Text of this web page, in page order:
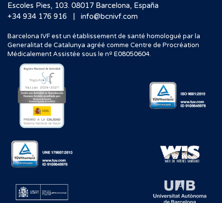
Escoles Pies, 103. 08017 Barcelona, España
+34 934 176 916
| info@bcnivf.com
Barcelona IVF est un établissement de santé homologué par la
Generalitat de Catalunya agréé comme Centre de Procréation
Médicalement Assistée sous le nº E08050604.